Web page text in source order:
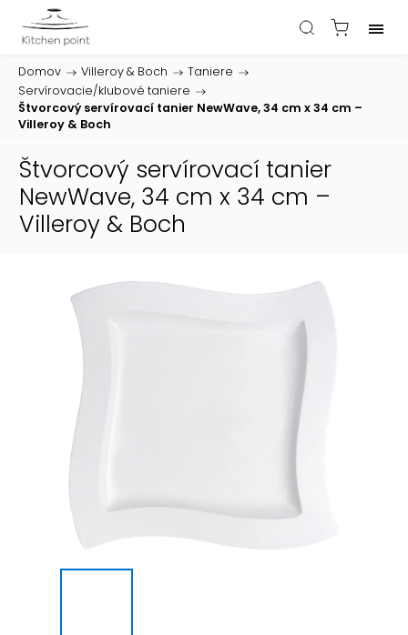
Domov / Villeroy & Boch / Taniere /
Servírovacie/klubové taniere /
Štvorcový servírovací tanier NewWave, 34 cm x 34 cm –
Villeroy & Boch
Štvorcový servírovací tanier
NewWave, 34 cm x 34 cm –
Villeroy & Boch